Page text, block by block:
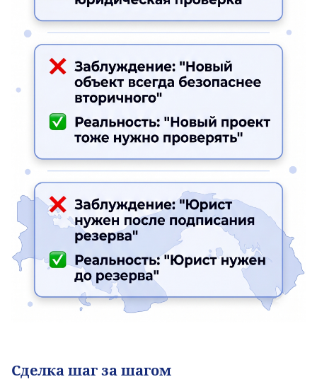
Сделка шаг за шагом